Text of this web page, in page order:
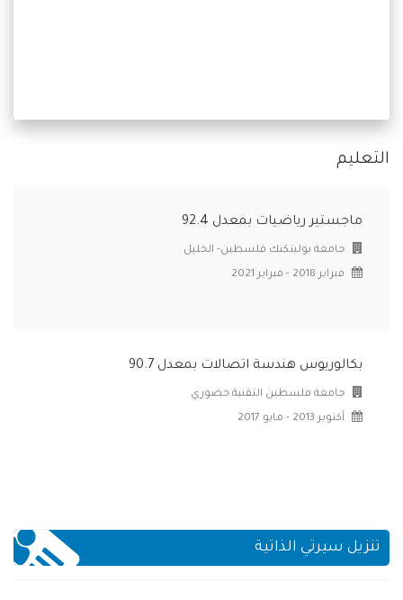
التعليم
ماجستير رياضيات بمعدل 92.4
جامعة بوليتكنك فلسطين- الخليل
فبراير 2018 - فبراير 2021
بكالوريوس هندسة اتصالات بمعدل 90.7
جامعة فلسطين التقنية خضوري
أكتوبر 2013 - مايو 2017
تنزيل سيرتي الذاتية